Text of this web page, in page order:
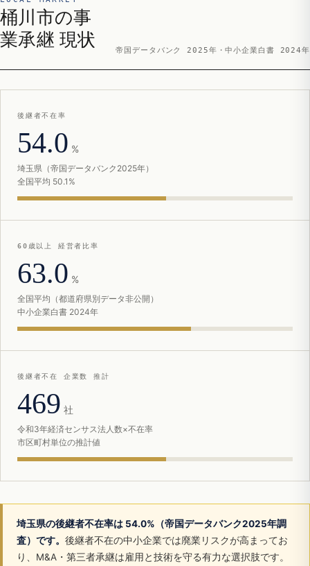
桶川市の事
業承継 現状
帝国データバンク 2025年・中小企業白書 2024年
後継者不在率
54.0 %
埼玉県（帝国データバンク2025年）
全国平均 50.1%
60歳以上 経営者比率
63.0 %
全国平均（都道府県別データ非公開）
中小企業白書 2024年
後継者不在 企業数 推計
469 社
令和3年経済センサス法人数×不在率
市区町村単位の推計値
埼玉県の後継者不在率は 54.0%（帝国データバンク2025年調
査）です。 後継者不在の中小企業では廃業リスクが高まってお
り、M&A・第三者承継は雇用と技術を守る有力な選択肢です。